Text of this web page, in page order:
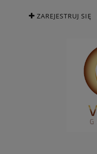
ZAREJESTRUJ SIĘ